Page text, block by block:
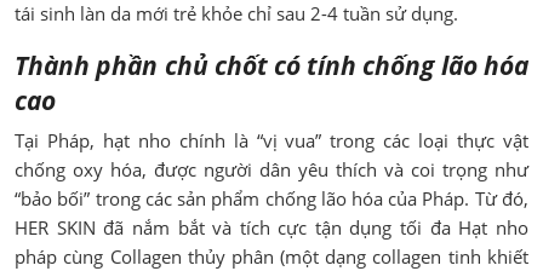
tái sinh làn da mới trẻ khỏe chỉ sau 2-4 tuần sử dụng.
Thành phần chủ chốt có tính chống lão hóa
cao
Tại Pháp, hạt nho chính là “vị vua” trong các loại thực vật
chống oxy hóa, được người dân yêu thích và coi trọng như
“bảo bối” trong các sản phẩm chống lão hóa của Pháp. Từ đó,
HER SKIN đã nắm bắt và tích cực tận dụng tối đa Hạt nho
pháp cùng Collagen thủy phân (một dạng collagen tinh khiết